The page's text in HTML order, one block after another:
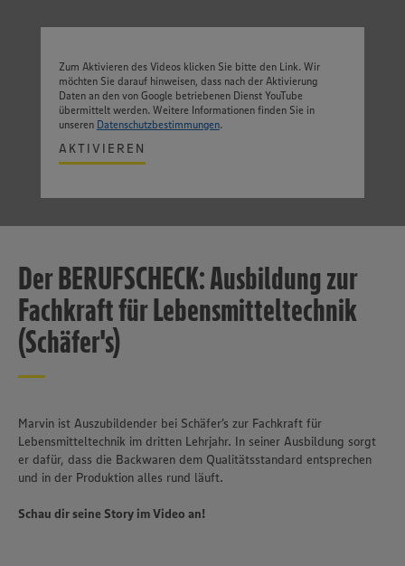
Der BERUFSCHECK: Ausbildung zur
Fachkraft für Lebensmitteltechnik
(Schäfer's)
Marvin ist Auszubildender bei Schäfer’s zur Fachkraft für
Lebensmitteltechnik im dritten Lehrjahr. In seiner Ausbildung sorgt
er dafür, dass die Backwaren dem Qualitätsstandard entsprechen
und in der Produktion alles rund läuft.
Schau dir seine Story im Video an!
Zum Aktivieren des Videos klicken Sie bitte den Link. Wir
möchten Sie darauf hinweisen, dass nach der Aktivierung
Daten an den von Google betriebenen Dienst YouTube
übermittelt werden. Weitere Informationen finden Sie in
unseren Datenschutzbestimmungen.
AKTIVIEREN